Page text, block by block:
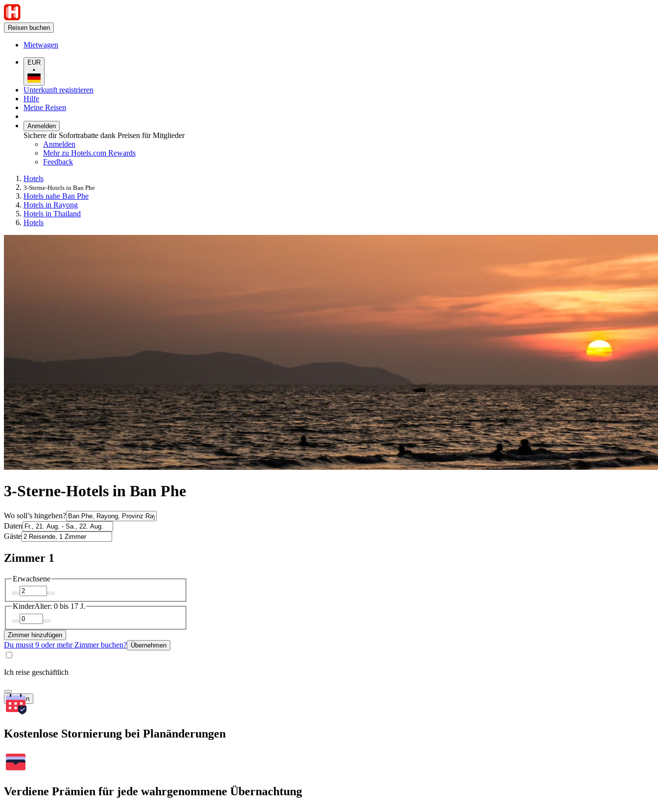
Reisen buchen
Mietwagen
EUR
•
Unterkunft registrieren
Hilfe
Meine Reisen
Anmelden
Sichere dir Sofortrabatte dank Preisen für Mitglieder
Anmelden
Mehr zu Hotels.com Rewards
Feedback
Hotels
3-Sterne-Hotels in Ban Phe
Hotels nahe Ban Phe
Hotels in Rayong
Hotels in Thailand
Hotels
3-Sterne-Hotels in Ban Phe
Wo soll’s hingehen?
Daten
Gäste
Zimmer 1
Erwachsene
KinderAlter: 0 bis 17 J.
Zimmer hinzufügen
Du musst 9 oder mehr Zimmer buchen? Übernehmen
Ich reise geschäftlich
Suchen
Kostenlose Stornierung bei Planänderungen
Verdiene Prämien für jede wahrgenommene Übernachtung